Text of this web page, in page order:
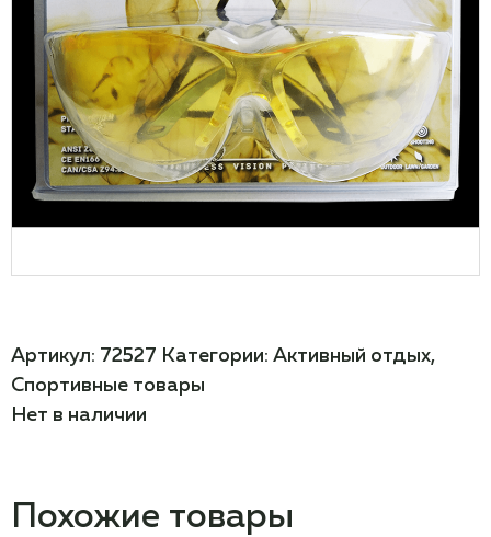
Артикул: 72527 Категории: Активный отдых,
Спортивные товары
Нет в наличии
Похожие товары